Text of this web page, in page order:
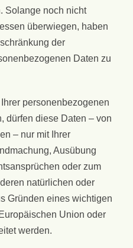
Solange noch nicht
überwiegen, haben
der
Daten zu
personenbezogenen
dürfen diese Daten – von
– nur mit Ihrer
Ausübung
oder zum
natürlichen oder
Gründen eines wichtigen
Union oder
werden.